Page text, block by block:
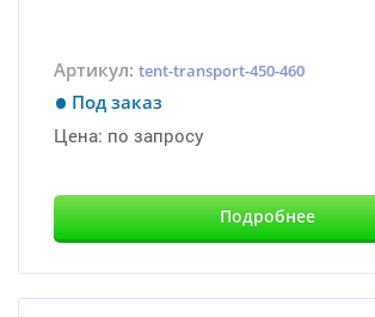
Артикул: tent-transport-450-460
Под заказ
Цена: по запросу
Подробнее